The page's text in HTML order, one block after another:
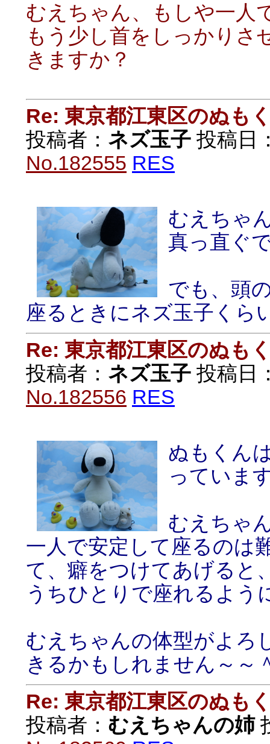
むえちゃん、もしや一人
もう少し首をしっかりさ
きますか？
Re: 東京都江東区のぬも
投稿者： ネズ玉子 投稿日
No.182555 RES
むえちゃ
真っ直ぐ
でも、頭
座るときにネズ玉子くら
Re: 東京都江東区のぬも
投稿者： ネズ玉子 投稿日
No.182556 RES
ぬもくん
っていま
むえちゃ
一人で安定して座るのは
て、癖をつけてあげると
うちひとりで座れるよう
むえちゃんの体型がよろ
きるかもしれません～～
Re: 東京都江東区のぬも
投稿者： むえちゃんの姉